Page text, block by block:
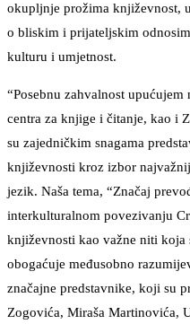
okupljnje prožima književnost,
o bliskim i prijateljskim
kulturu i umjetnost.
“Posebnu zahvalnost
centra za knjige i čitanje, kao i
su zajedničkim snagama
književnosti kroz izbor
jezik. Naša tema, “Značaj
interkulturalnom povezivanju
književnosti kao važne niti koja
obogaćuje međusobno
značajne predstavnike, koji su
Zogovića, Miraša Martinovića,